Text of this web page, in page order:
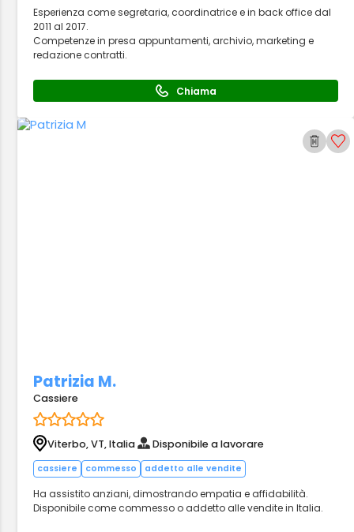
Esperienza come segretaria, coordinatrice e in back office dal
2011 al 2017.
Competenze in presa appuntamenti, archivio, marketing e
redazione contratti.
Chiama
Patrizia M.
Cassiere
Viterbo, VT, Italia Disponibile a lavorare
cassiere commesso addetto alle vendite
Ha assistito anziani, dimostrando empatia e affidabilità.
Disponibile come commesso o addetto alle vendite in Italia.